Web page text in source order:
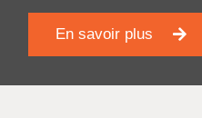
En savoir plus